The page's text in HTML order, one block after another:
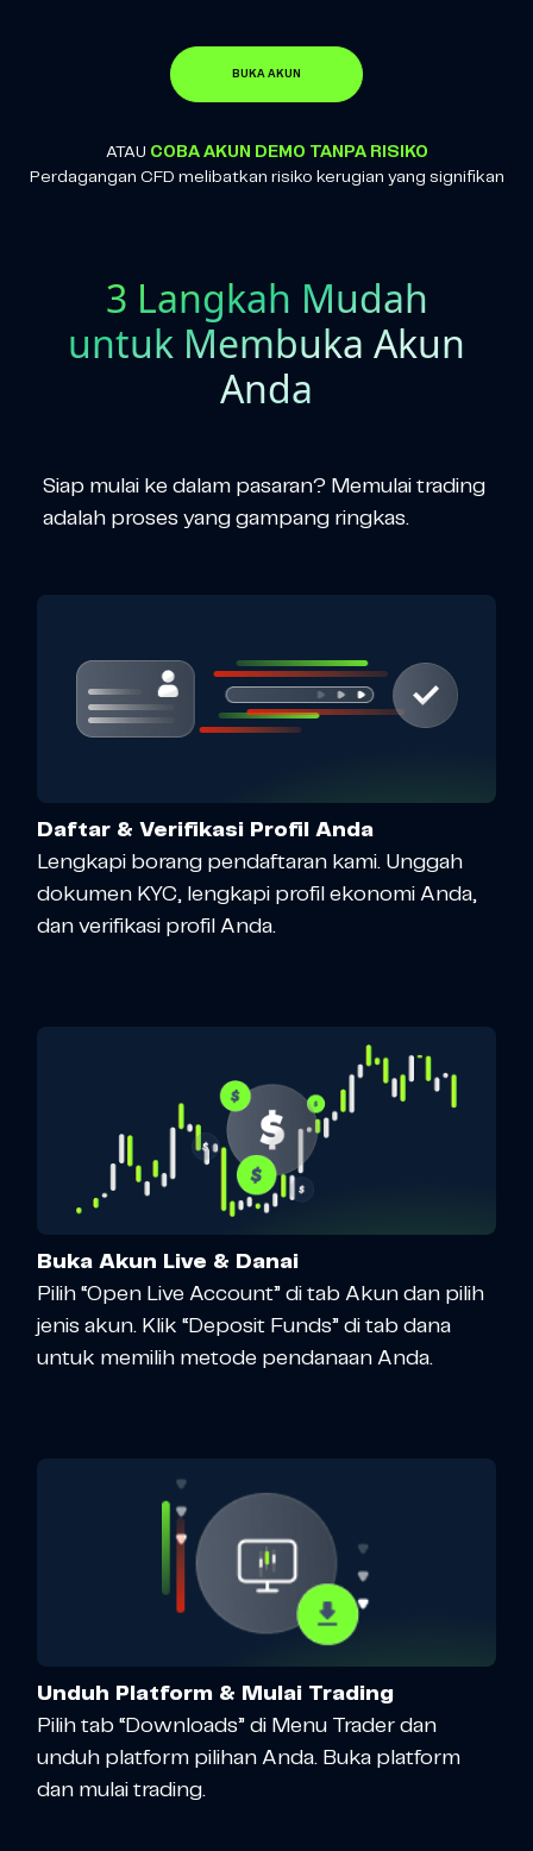
BUKA AKUN
ATAU COBA AKUN DEMO TANPA RISIKO
Perdagangan CFD melibatkan risiko kerugian yang signifikan
3 Langkah Mudah
untuk Membuka Akun
Anda
Siap mulai ke dalam pasaran? Memulai trading
adalah proses yang gampang ringkas.
Daftar & Verifikasi Profil Anda
Lengkapi borang pendaftaran kami. Unggah
dokumen KYC, lengkapi profil ekonomi Anda,
dan verifikasi profil Anda.
Buka Akun Live & Danai
Pilih “Open Live Account” di tab Akun dan pilih
jenis akun. Klik “Deposit Funds” di tab dana
untuk memilih metode pendanaan Anda.
Unduh Platform & Mulai Trading
Pilih tab “Downloads” di Menu Trader dan
unduh platform pilihan Anda. Buka platform
dan mulai trading.